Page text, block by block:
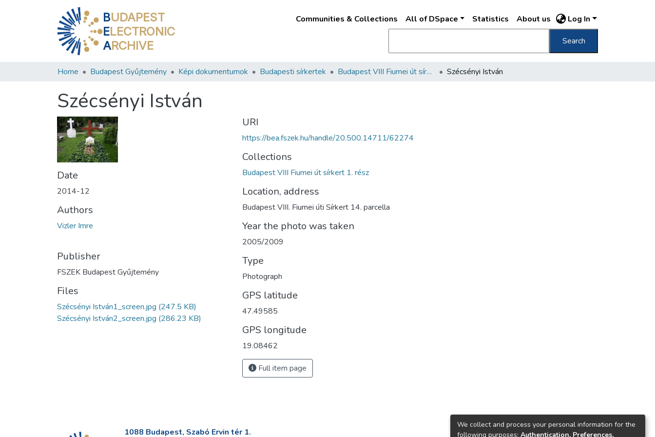
BUDAPEST
ELECTRONIC
ARCHIVE
Communities & Collections All of DSpace Statistics About us Log In
Search
Home Budapest Gyűjtemény Képi dokumentumok Budapesti sírkertek Budapest VIII Fiumei út sírkert 1. rész Szécsényi István
Szécsényi István
Date
2014-12
Authors
Vizler Imre
Publisher
FSZEK Budapest Gyűjtemény
Files
Szécsényi István1_screen.jpg (247.5 KB)
Szécsényi István2_screen.jpg (286.23 KB)
URI
https://bea.fszek.hu/handle/20.500.14711/62274
Collections
Budapest VIII Fiumei út sírkert 1. rész
Location, address
Budapest VIII. Fiumei úti Sírkert 14. parcella
Year the photo was taken
2005/2009
Type
Photograph
GPS latitude
47.49585
GPS longitude
19.08462
Full item page
1088 Budapest, Szabó Ervin tér 1.
We collect and process your personal information for the
following purposes: Authentication, Preferences,